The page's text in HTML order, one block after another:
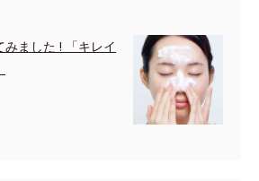
ました ! 「キレイ